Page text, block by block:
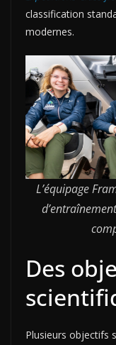
classification
modernes.
L’équipage
Des
Plusieurs objectifs